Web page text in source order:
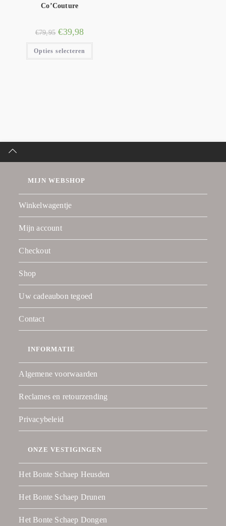
Co’Couture
€79,95 €39,98
Opties selecteren
MIJN WEBSHOP
Winkelwagentje
Mijn account
Checkout
Shop
Uw cadeaubon tegoed
Contact
INFORMATIE
Algemene voorwaarden
Reclames en retourzending
Privacybeleid
ONZE VESTIGINGEN
Het Bonte Schaep Heusden
Het Bonte Schaep Drunen
Het Bonte Schaep Dongen